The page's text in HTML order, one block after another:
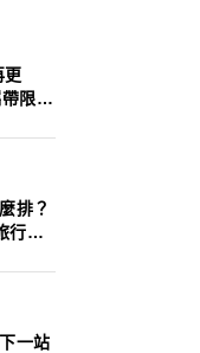
更
限
事項
排？
行不
一站